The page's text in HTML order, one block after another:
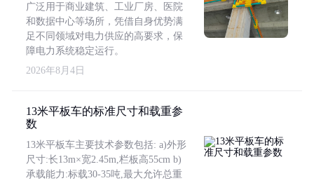
广泛用于商业建筑、工业厂房、医院
和数据中心等场所，凭借自身优势满
足不同领域对电力供应的高要求，保
障电力系统稳定运行。
2026年8月4日
13米平板车的标准尺寸和载重参
数
13米平板车主要技术参数包括: a)外形
尺寸:长13m×宽2.45m,栏板高55cm b)
承载能力:标载30-35吨,最大允许总重